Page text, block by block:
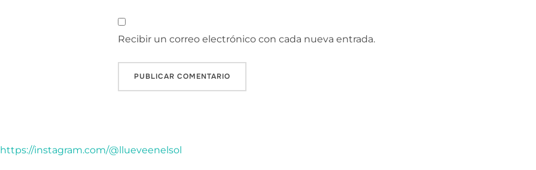
Recibir un correo electrónico con cada nueva entrada.
https://instagram.com/@llueveenelsol